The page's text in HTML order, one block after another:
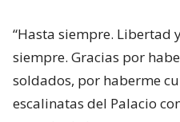
“Hasta siempre. Libertad
siempre. Gracias por
soldados, por haberme
escalinatas del Palacio